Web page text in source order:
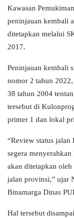
Kawasan
peninjauan kembali
ditetapkan melalui
2017.
Peninjauan kembali
nomor 2 tahun
38 tahun 2004
tersebut di
primer 1 dan lokal
“Review status jalan
segera
akan ditetapkan
jalan provinsi,” ujar
Binamarga Dinas
Hal tersebut